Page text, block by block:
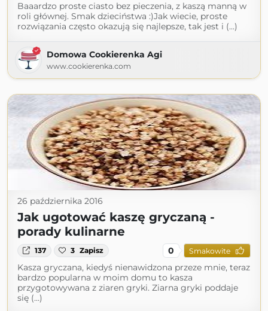
Baaardzo proste ciasto bez pieczenia, z kaszą manną w
roli głównej. Smak dzieciństwa :)Jak wiecie, proste
rozwiązania często okazują się najlepsze, tak jest i (...)
Domowa Cookierenka Agi
www.cookierenka.com
26 października 2016
Jak ugotować kaszę gryczaną -
porady kulinarne
137 3 Zapisz 0 Smakowite
Kasza gryczana, kiedyś nienawidzona przeze mnie, teraz
bardzo popularna w moim domu to kasza
przygotowywana z ziaren gryki. Ziarna gryki poddaje
się (...)